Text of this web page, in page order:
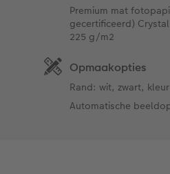
Premium mat
gecertificeerd)
225 g/m2
Opmaakopties
Rand: wit, zwart, kleur
Automatische